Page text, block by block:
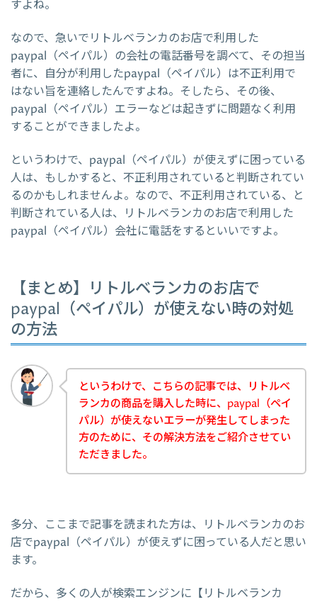
すよね。
なので、急いでリトルベランカのお店で利用した
paypal（ペイパル）の会社の電話番号を調べて、その担当
者に、自分が利用したpaypal（ペイパル）は不正利用で
はない旨を連絡したんですよね。そしたら、その後、
paypal（ペイパル）エラーなどは起きずに問題なく利用
することができましたよ。
というわけで、paypal（ペイパル）が使えずに困っている
人は、もしかすると、不正利用されていると判断されてい
るのかもしれませんよ。なので、不正利用されている、と
判断されている人は、リトルベランカのお店で利用した
paypal（ペイパル）会社に電話をするといいですよ。
【まとめ】リトルベランカのお店で
paypal（ペイパル）が使えない時の対処
の方法
というわけで、こちらの記事では、リトルベ
ランカの商品を購入した時に、paypal（ペイ
パル）が使えないエラーが発生してしまった
方のために、その解決方法をご紹介させてい
ただきました。
多分、ここまで記事を読まれた方は、リトルベランカのお
店でpaypal（ペイパル）が使えずに困っている人だと思い
ます。
だから、多くの人が検索エンジンに【リトルベランカ